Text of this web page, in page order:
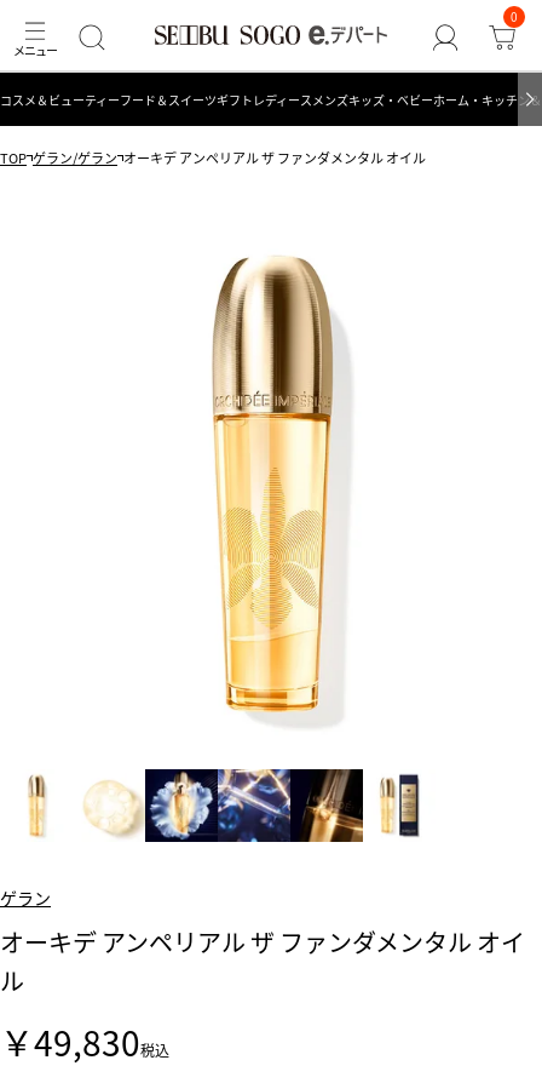
0
コスメ＆ビューティーフード＆スイーツギフト レディース メンズキッズ・ベビーホーム・キッチン
TOP ゲラン/ゲラン オーキデ アンペリアル ザ ファンダメンタル オイル
ゲラン
オーキデ アンペリアル ザ ファンダメンタル オイ
ル
￥49,830税込